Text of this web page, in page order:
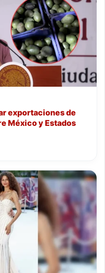
exportaciones de
México y Estados